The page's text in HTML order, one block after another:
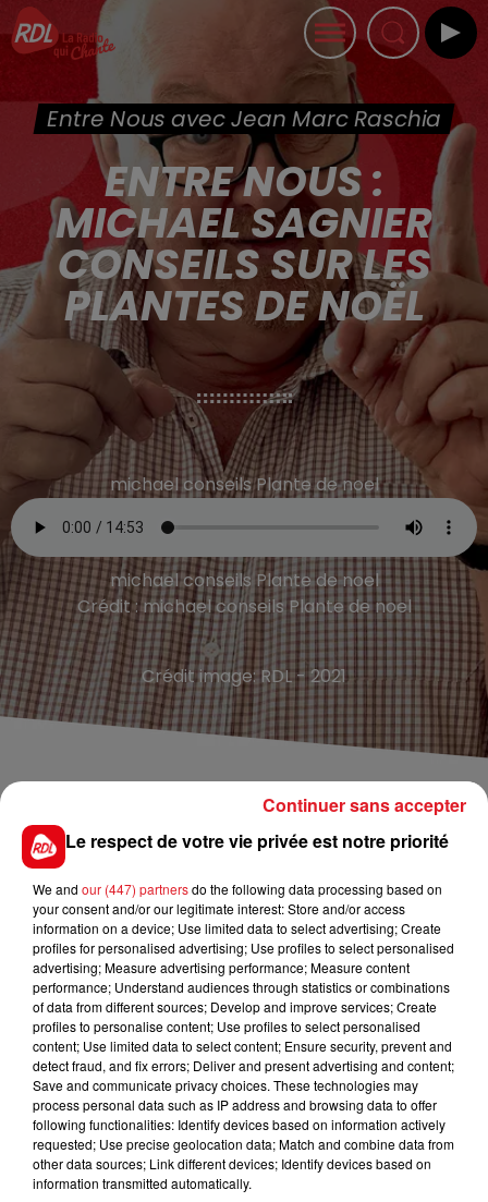
Entre Nous avec Jean Marc Raschia
ENTRE NOUS :
MICHAEL SAGNIER
CONSEILS SUR LES
PLANTES DE NOËL
michael conseils Plante de noel
michael conseils Plante de noel
Crédit :michael conseils Plante de noel
Crédit image:RDL - 2021
4h03
4h03
RENAUD & AXELLE RED
Manhattan-Kaboul
GOLD
Plus Près Des Étoiles
AUTRES PODCASTS
Le respect de votre vie privée est notre priorité
We and our (447) partnersdo the following data processing based on
your consent and/or our legitimate interest: Store and/or access
information on a device; Use limited data to select advertising; Create
profiles for personalised advertising; Use profiles to select personalised
advertising; Measure advertising performance; Measure content
performance; Understand audiences through statistics or combinations
of data from different sources; Develop and improve services; Create
profiles to personalise content; Use profiles to select personalised
content; Use limited data to select content; Ensure security, prevent and
detect fraud, and fix errors; Deliver and present advertising and content;
Save and communicate privacy choices. These technologies may
process personal data such as IP address and browsing data to offer
following functionalities: Identify devices based on information actively
requested; Use precise geolocation data; Match and combine data from
other data sources; Link different devices; Identify devices based on
information transmitted automatically.
Continuer sans accepter